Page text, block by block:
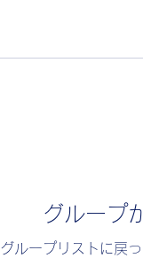
グループ
グループリストに戻